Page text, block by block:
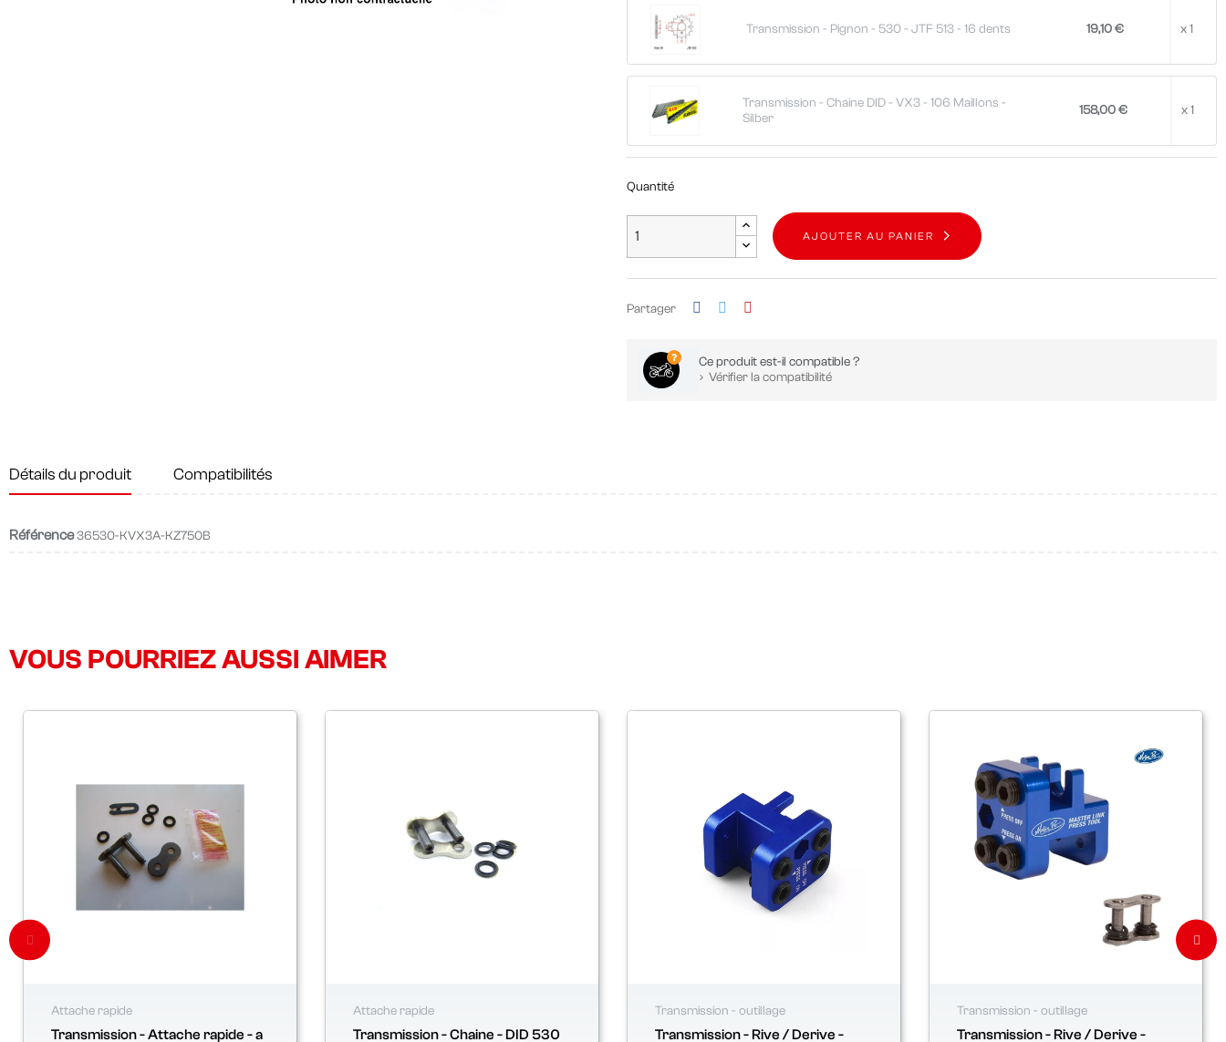
Transmission - Pignon - 530 - JTF 513 - 16 dents 19,10 € x 1
Transmission - Chaine DID - VX3 - 106 Maillons -
Silber
158,00 € x 1
Quantité
AJOUTER AU PANIER
Partager
Ce produit est-il compatible ?
Vérifier la compatibilité
Détails du produit Compatibilités
Référence36530-KVX3A-KZ750B
VOUS POURRIEZ AUSSI AIMER
Attache rapide
Transmission - Attache rapide - a
Attache rapide
Transmission - Chaine - DID 530
Transmission - outillage
Transmission - Rive / Derive -
Transmission - outillage
Transmission - Rive / Derive -